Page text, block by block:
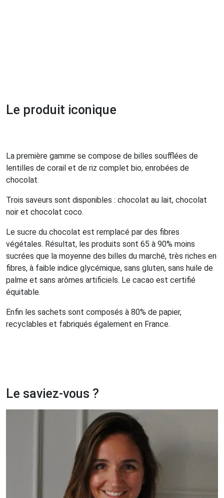
Le produit iconique
La première gamme se compose de billes soufflées de
lentilles de corail et de riz complet bio, enrobées de
chocolat.
Trois saveurs sont disponibles : chocolat au lait, chocolat
noir et chocolat coco.
Le sucre du chocolat est remplacé par des fibres
végétales. Résultat, les produits sont 65 à 90% moins
sucrées que la moyenne des billes du marché, très riches en
fibres, à faible indice glycémique, sans gluten, sans huile de
palme et sans arômes artificiels. Le cacao est certifié
équitable.
Enfin les sachets sont composés à 80% de papier,
recyclables et fabriqués également en France.
Le saviez-vous ?